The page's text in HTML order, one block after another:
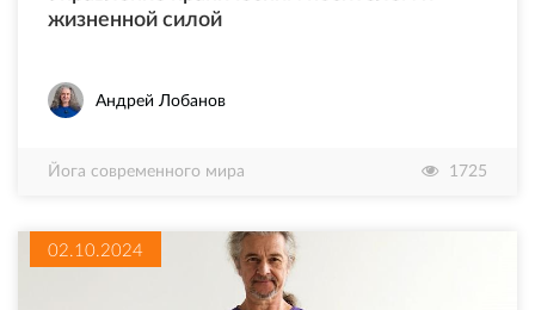
жизненной силой
Андрей Лобанов
Йога современного мира 1725
02.10.2024